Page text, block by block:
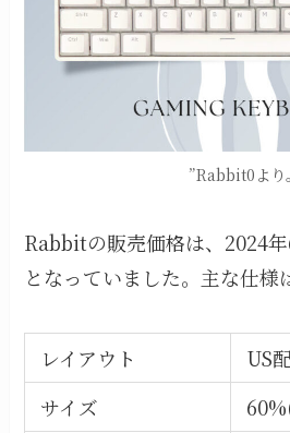
”Rabbit0より。
Rabbitの販売価格は、2024
となっていました。主な仕様
レイアウト
US
サイズ